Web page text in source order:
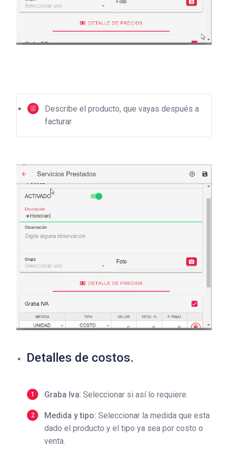
Describe el producto, que vayas después a
facturar
Detalles de costos.
Graba Iva: Seleccionar si así lo requiere.
Medida y tipo: Seleccionar la medida que esta
dado el producto y el tipo ya sea por costo o
venta.